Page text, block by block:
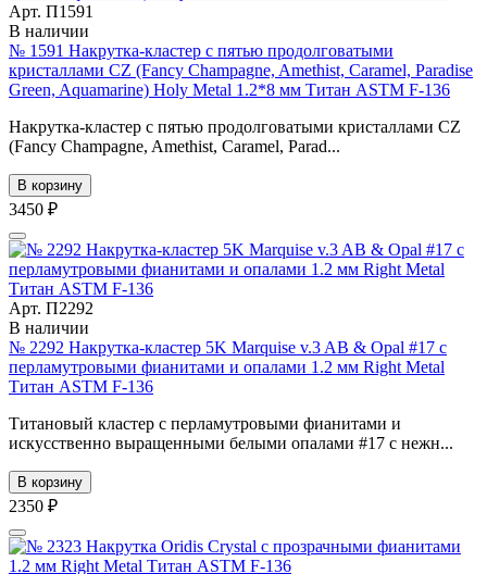
Арт. П1591
В наличии
№ 1591 Накрутка-кластер с пятью продолговатыми
кристаллами CZ (Fancy Champagne, Amethist, Caramel, Paradise
Green, Aquamarine) Holy Metal 1.2*8 мм Титан ASTM F-136
Накрутка-кластер с пятью продолговатыми кристаллами CZ
(Fancy Champagne, Amethist, Caramel, Parad...
В корзину
3450 ₽
Арт. П2292
В наличии
№ 2292 Накрутка-кластер 5K Marquise v.3 AB & Opal #17 с
перламутровыми фианитами и опалами 1.2 мм Right Metal
Титан ASTM F-136
Титановый кластер с перламутровыми фианитами и
искусственно выращенными белыми опалами #17 с нежн...
В корзину
2350 ₽